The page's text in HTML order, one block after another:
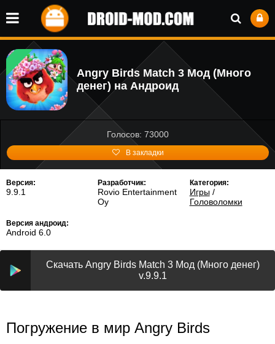
Angry Birds Match 3 Мод (Много
денег) на Андроид
Голосов: 73000
В закладки
Версия:
9.9.1
Разработчик:
Rovio Entertainment
Oy
Категория:
Игры/
Головоломки
Версия андроид:
Android 6.0
Скачать Angry Birds Match 3 Мод (Много денег)
v.9.9.1
Погружение в мир Angry Birds